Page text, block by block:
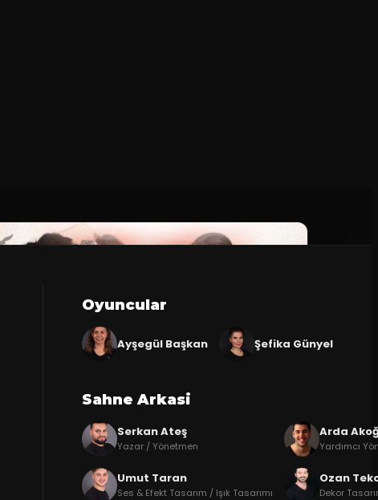
Oyuncular
Ayşegül Başkan Şefika Günyel
Sahne Arkasi
Serkan Ateş
Yazar / Yönetmen
Arda
Yardımcı
Umut Taran
Ses & Efekt Tasarım / Işık Tasarımı
Ozan
Dekor